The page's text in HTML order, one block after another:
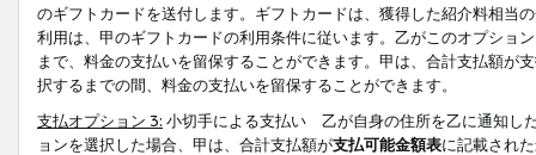
のギフトカードを送付します。ギフトカードは、獲得した紹介料相当
利用は、甲のギフトカードの利用条件に従います。乙がこのオプショ
まで、料金の支払いを留保することができます。甲は、合計支払額が
択するまでの間、料金の支払いを留保することができます。
支払オプション 3: 小切手による支払い 乙が自身の住所を乙に通知し
ョンを選択した場合、甲は、合計支払額が支払可能金額表に記載され